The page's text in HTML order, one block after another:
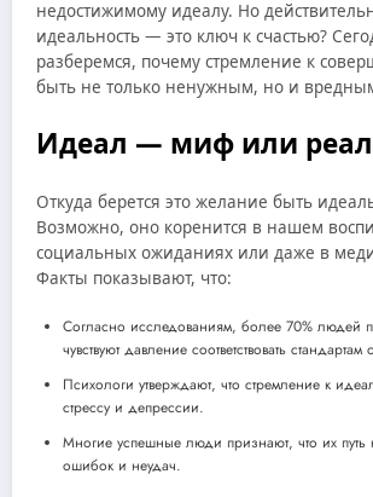
недостижимому идеалу. Но
идеальность — это ключ к счастью?
разберемся, почему стремление к
быть не только ненужным, но и
Идеал — миф или
Откуда берется это желание быть
Возможно, оно коренится в нашем
социальных ожиданиях или даже в
Факты показывают, что:
Согласно исследованиям, более 70% людей
чувствуют давление соответствовать стандартам
Психологи утверждают, что стремление к
стрессу и депрессии.
Многие успешные люди признают, что их путь
ошибок и неудач.